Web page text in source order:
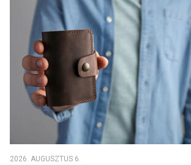
2026. AUGUSZTUS 6.